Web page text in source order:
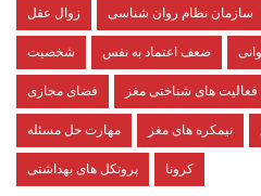
زوال عقل سازمان نظام روان شناسی
شخصیت ضعف اعتماد به نفس
فضای مجازی فعالیت های شناختی مغز
مهارت حل مسئله نیمکره های مغز
پروتکل های بهداشتی کرونا